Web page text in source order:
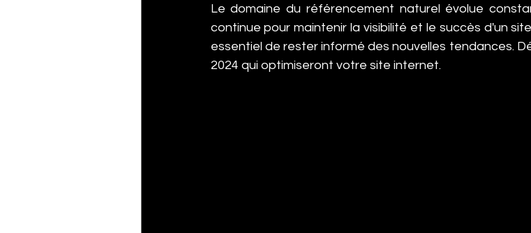
Le domaine du référencement naturel évolue
continue pour maintenir la visibilité et le succès d'un
essentiel de rester informé des nouvelles tendances.
2024 qui optimiseront votre site internet.